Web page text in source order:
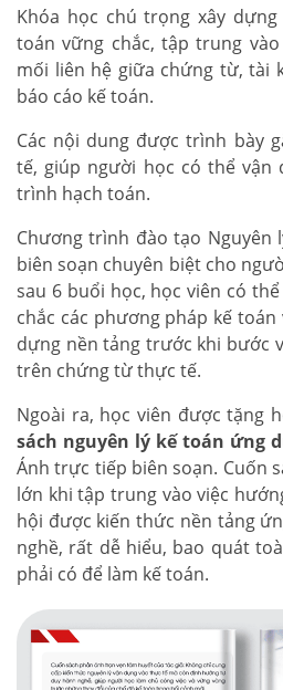
Khóa học chú trọng xây
toán vững chắc, tập trung
mối liên hệ giữa chứng từ, tài
báo cáo kế toán.
Các nội dung được trình bày
tế, giúp người học có thể vận
trình hạch toán.
Chương trình đào tạo Nguyên
biên soạn chuyên biệt cho
sau 6 buổi học, học viên có
chắc các phương pháp kế
dựng nền tảng trước khi bước
trên chứng từ thực tế.
Ngoài ra, học viên được tặng
sách nguyên lý kế toán ứng
Ánh trực tiếp biên soạn. Cuốn
lớn khi tập trung vào việc
hội được kiến thức nền tảng
nghề, rất dễ hiểu, bao quát
phải có để làm kế toán.